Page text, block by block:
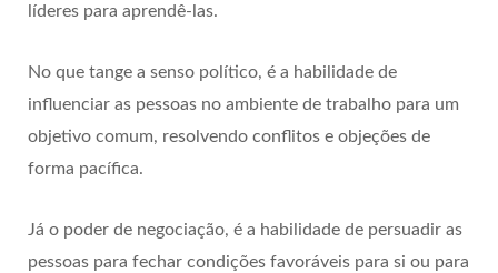
líderes para aprendê-las.
No que tange a senso político, é a habilidade de
influenciar as pessoas no ambiente de trabalho para um
objetivo comum, resolvendo conflitos e objeções de
forma pacífica.
Já o poder de negociação, é a habilidade de persuadir as
pessoas para fechar condições favoráveis para si ou para